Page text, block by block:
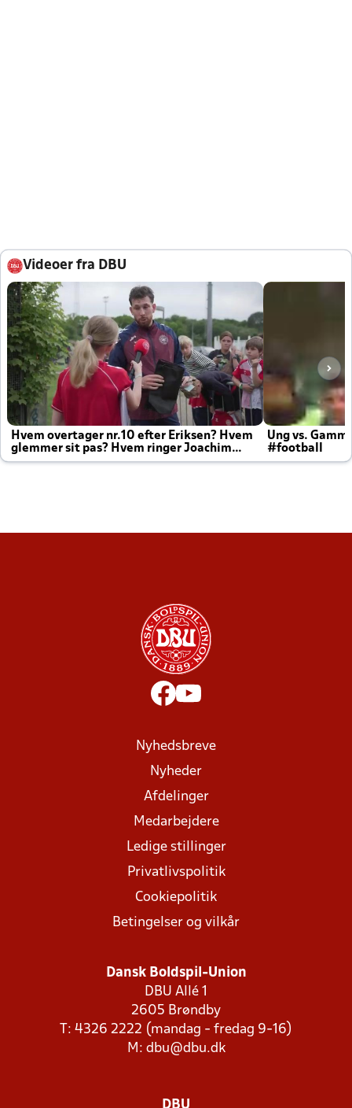
Videoer fra DBU
Hvem overtager nr.10 efter Eriksen? Hvem
glemmer sit pas? Hvem ringer Joachim
altid til efter kampe?
Ung vs.
#football
Nyhedsbreve
Nyheder
Afdelinger
Medarbejdere
Ledige stillinger
Privatlivspolitik
Cookiepolitik
Betingelser og vilkår
Dansk Boldspil-Union
DBU Allé 1
2605 Brøndby
T: 4326 2222 (mandag - fredag 9-16)
M: dbu@dbu.dk